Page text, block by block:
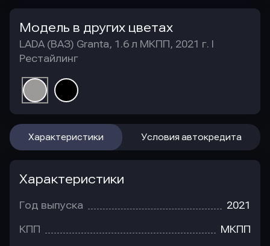
Модель в других цветах
LADA (ВАЗ) Granta, 1.6 л МКПП, 2021 г. I
Рестайлинг
Характеристики Условия автокредита
Характеристики
Год выпуска 2021
КПП МКПП